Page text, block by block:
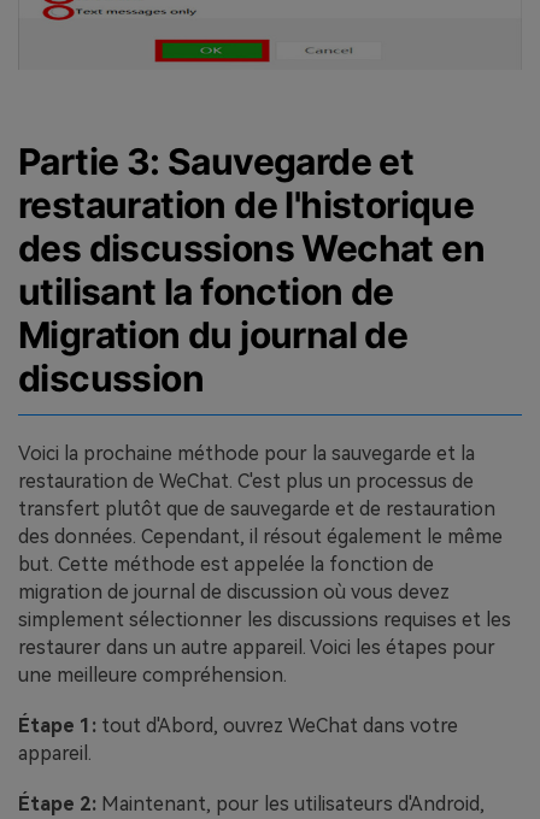
Partie 3: Sauvegarde et
restauration de l'historique
des discussions Wechat en
utilisant la fonction de
Migration du journal de
discussion
Voici la prochaine méthode pour la sauvegarde et la
restauration de WeChat. C'est plus un processus de
transfert plutôt que de sauvegarde et de restauration
des données. Cependant, il résout également le même
but. Cette méthode est appelée la fonction de
migration de journal de discussion où vous devez
simplement sélectionner les discussions requises et les
restaurer dans un autre appareil. Voici les étapes pour
une meilleure compréhension.
Étape 1: tout d'Abord, ouvrez WeChat dans votre
appareil.
Étape 2: Maintenant, pour les utilisateurs d'Android,